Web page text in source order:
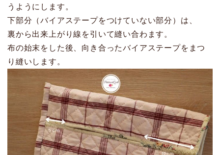
うようにします。
下部分（バイアステープをつけていない部分）は、
裏から出来上がり線を引いて縫い合わます。
布の始末をした後、向き合ったバイアステープをまつ
り縫いします。